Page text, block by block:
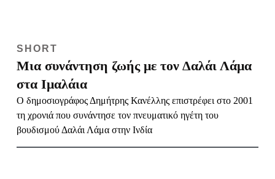
SHORT
Μια συνάντηση ζωής με τον Δαλάι Λάμα
στα Ιμαλάια
Ο δημοσιογράφος Δημήτρης Κανέλλης επιστρέφει στο 2001
τη χρονιά που συνάντησε τον πνευματικό ηγέτη του
βουδισμού Δαλάι Λάμα στην Ινδία